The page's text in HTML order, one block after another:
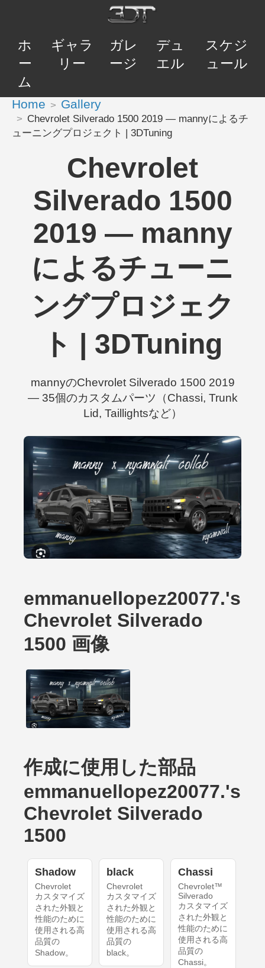
ホ
ー
ム
ギャラ
リー
ガレ
ージ
デュ
エル
スケジ
ュール
Home Gallery
Chevrolet Silverado 1500 2019 — mannyによるチ
ューニングプロジェクト | 3DTuning
Chevrolet
Silverado 1500
2019 — manny
によるチューニ
ングプロジェク
ト | 3DTuning
mannyのChevrolet Silverado 1500 2019
— 35個のカスタムパーツ（Chassi, Trunk
Lid, Taillightsなど）
emmanuellopez20077.'s
Chevrolet Silverado
1500 画像
作成に使用した部品
emmanuellopez20077.'s
Chevrolet Silverado
1500
Shadow
Chevrolet
カスタマイズ
された外観と
性能のために
使用される高
品質の
Shadow。
black
Chevrolet
カスタマイズ
された外観と
性能のために
使用される高
品質の
black。
Chassi
Chevrolet™
Silverado
カスタマイズ
された外観と
性能のために
使用される高
品質の
Chassi。